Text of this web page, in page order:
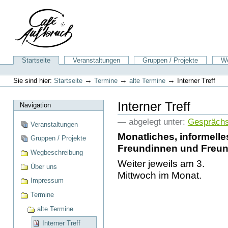
Navigation
SektionenStartseite Veranstaltungen Gruppen / Projekte
Benutzerspezifische
Werkzeuge
Sie sind hier: Startseite → Termine → alte Termine → Interner Treff
Navigation
Veranstaltungen
Gruppen / Projekte
Wegbeschreibung
Über uns
Impressum
Termine
alte Termine
Interner Treff
Interner Treff
— abgelegt unter:
Monatliches,
Freundinnen und
Weiter jeweils am 3.
Mittwoch im Monat.